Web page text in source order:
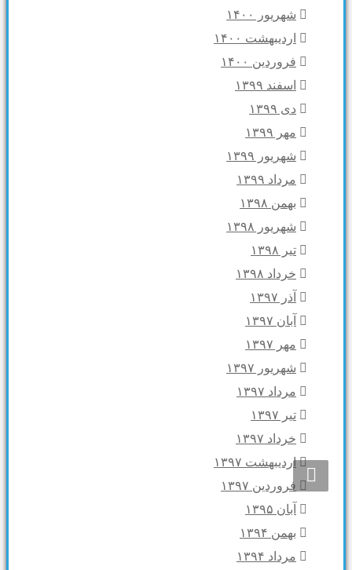
شهریور ۱۴۰۰
اردیبهشت ۱۴۰۰
فروردین ۱۴۰۰
اسفند ۱۳۹۹
دی ۱۳۹۹
مهر ۱۳۹۹
شهریور ۱۳۹۹
مرداد ۱۳۹۹
بهمن ۱۳۹۸
شهریور ۱۳۹۸
تیر ۱۳۹۸
خرداد ۱۳۹۸
آذر ۱۳۹۷
آبان ۱۳۹۷
مهر ۱۳۹۷
شهریور ۱۳۹۷
مرداد ۱۳۹۷
تیر ۱۳۹۷
خرداد ۱۳۹۷
اردیبهشت ۱۳۹۷
فروردین ۱۳۹۷
آبان ۱۳۹۵
بهمن ۱۳۹۴
مرداد ۱۳۹۴